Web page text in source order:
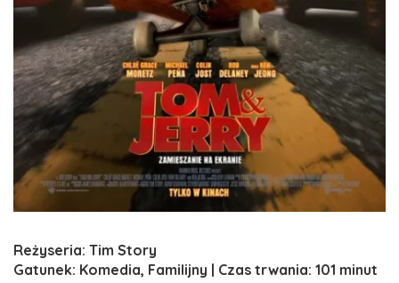
Reżyseria: Tim Story
Gatunek: Komedia, Familijny | Czas trwania: 101 minut